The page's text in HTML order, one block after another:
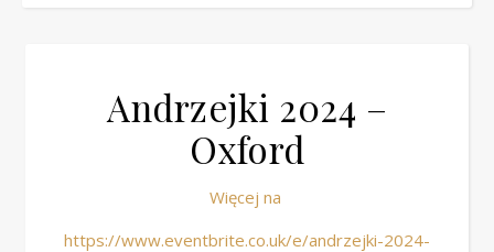
Andrzejki 2024 –
Oxford
Więcej na
https://www.eventbrite.co.uk/e/andrzejki-2024-